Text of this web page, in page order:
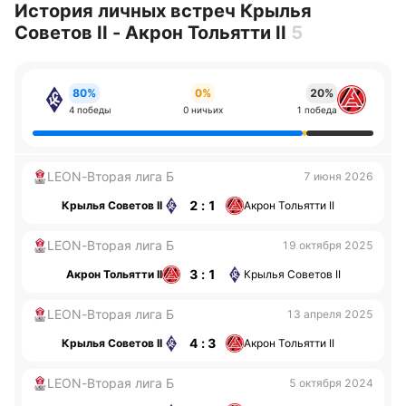
История личных встреч Крылья
Советов II - Акрон Тольятти II 5
80%
4 победы
0%
0 ничьих
20%
1 победа
LEON-Вторая лига Б 7 июня 2026
Крылья Советов II 2 : 1 Акрон Тольятти II
LEON-Вторая лига Б 19 октября 2025
Акрон Тольятти II 3 : 1 Крылья Советов II
LEON-Вторая лига Б 13 апреля 2025
Крылья Советов II 4 : 3 Акрон Тольятти II
LEON-Вторая лига Б 5 октября 2024